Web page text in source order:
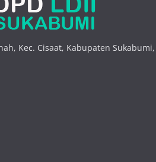
Kec. Cisaat, Kabupaten Sukabumi,